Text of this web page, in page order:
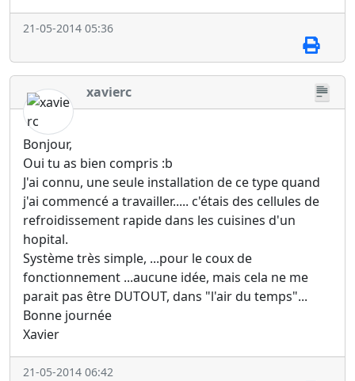
21-05-2014 05:36
xavierc
Bonjour,
Oui tu as bien compris :b
J'ai connu, une seule installation de ce type quand
j'ai commencé a travailler..... c'étais des cellules de
refroidissement rapide dans les cuisines d'un
hopital.
Système très simple, ...pour le coux de
fonctionnement ...aucune idée, mais cela ne me
parait pas être DUTOUT, dans "l'air du temps"...
Bonne journée
Xavier
21-05-2014 06:42